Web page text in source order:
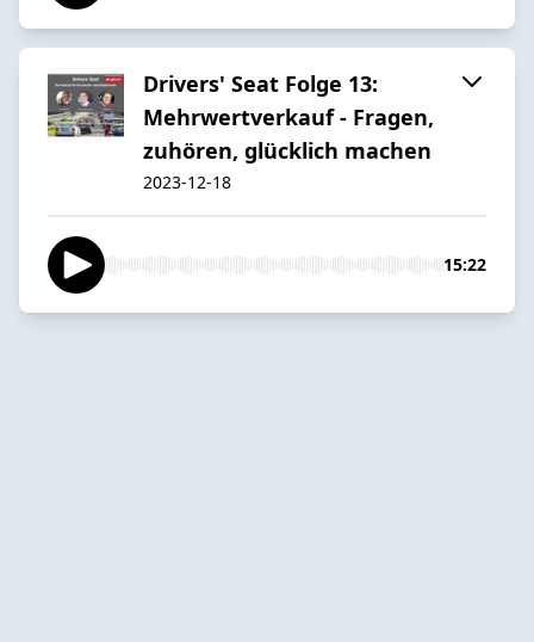
Drivers' Seat Folge 13:
Mehrwertverkauf - Fragen,
zuhören, glücklich machen
2023-12-18
15:22